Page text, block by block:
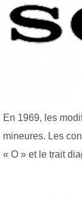
En 1969, les
mineures. Les
« O » et le trait